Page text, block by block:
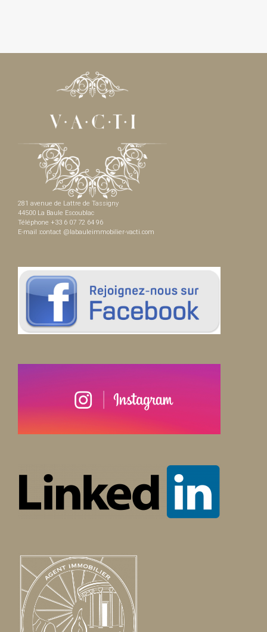
281 avenue de Lattre de Tassigny
44500 La Baule Escoublac
Téléphone +33 6 07 72 64 96
E-mail :contact @labauleimmobilier-vacti.com